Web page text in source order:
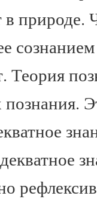
в природе.
Теория
познания.